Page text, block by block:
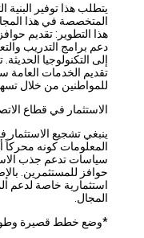
يتطلب هذا توفير البنية
المتخصصة في هذا المجال.
هذا التطوير: تقديم حوافز
دعم برامج التدريب والتعليم
إلى التكنولوجيا الحديثة.
تقديم الخدمات العامة
للمواطنين من خلال تسهيل
الاستثمار في قطاع الاتصالات
ينبغي تشجيع الاستثمار في
المعلومات كونه محركاً
سياسات تدعم جذب الاستثمارات
حوافز للمستثمرين. بالإضافة
استثمارية خاصة لدعم
المجال.
*وضع خطط قصيرة وطويلة